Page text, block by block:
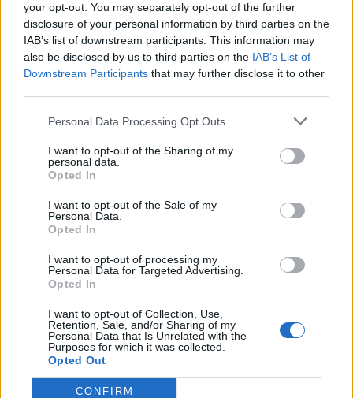
your opt-out. You may separately opt-out of the further
disclosure of your personal information by third parties on the
IAB’s list of downstream participants. This information may
also be disclosed by us to third parties on the IAB’s List of
Downstream Participants that may further disclose it to other
Personal Data Processing Opt Outs
I want to opt-out of the Sharing of my
personal data.
Opted In
I want to opt-out of the Sale of my
Personal Data.
Opted In
I want to opt-out of processing my
Personal Data for Targeted Advertising.
Opted In
I want to opt-out of Collection, Use,
Retention, Sale, and/or Sharing of my
Personal Data that Is Unrelated with the
Purposes for which it was collected.
Opted Out
CONFIRM
Afficher la carte